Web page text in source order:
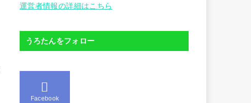
運営者情報の詳細はこちら
うろたんをフォロー
Facebook